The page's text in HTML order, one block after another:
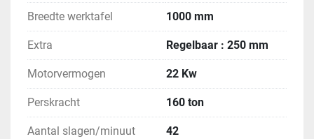
Breedte werktafel 1000 mm
Extra Regelbaar : 250 mm
Motorvermogen 22 Kw
Perskracht 160 ton
Aantal slagen/minuut 42